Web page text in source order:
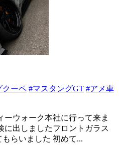
クーペ #マスタングGT #アメ車
ーウォーク本社に行って来ま
に出しましたフロントガラス
らいました 初めて...